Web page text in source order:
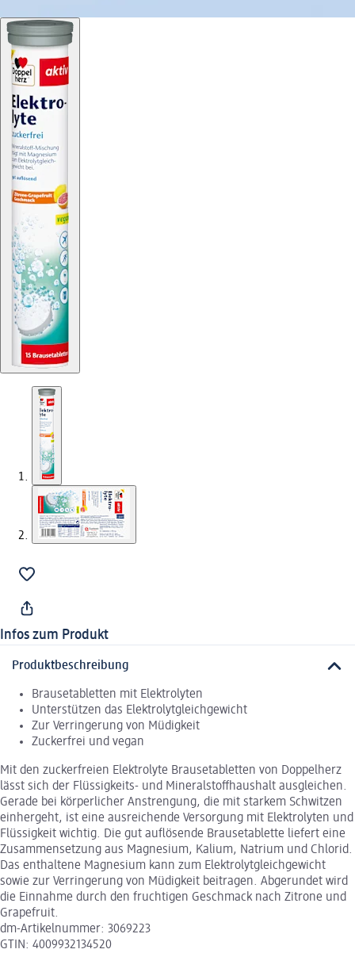
Infos zum Produkt
Produktbeschreibung
Brausetabletten mit Elektrolyten
Unterstützen das Elektrolytgleichgewicht
Zur Verringerung von Müdigkeit
Zuckerfrei und vegan
Mit den zuckerfreien Elektrolyte Brausetabletten von Doppelherz
lässt sich der Flüssigkeits- und Mineralstoffhaushalt ausgleichen.
Gerade bei körperlicher Anstrengung, die mit starkem Schwitzen
einhergeht, ist eine ausreichende Versorgung mit Elektrolyten und
Flüssigkeit wichtig. Die gut auflösende Brausetablette liefert eine
Zusammensetzung aus Magnesium, Kalium, Natrium und Chlorid.
Das enthaltene Magnesium kann zum Elektrolytgleichgewicht
sowie zur Verringerung von Müdigkeit beitragen. Abgerundet wird
die Einnahme durch den fruchtigen Geschmack nach Zitrone und
Grapefruit.
dm-Artikelnummer: 3069223
GTIN: 4009932134520